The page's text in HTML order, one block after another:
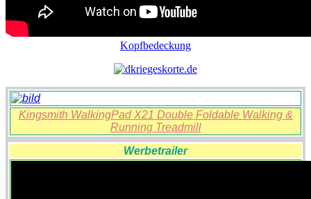
Kopfbedeckung
Kingsmith WalkingPad X21 Double Foldable Walking &
Running Treadmill
Werbetrailer